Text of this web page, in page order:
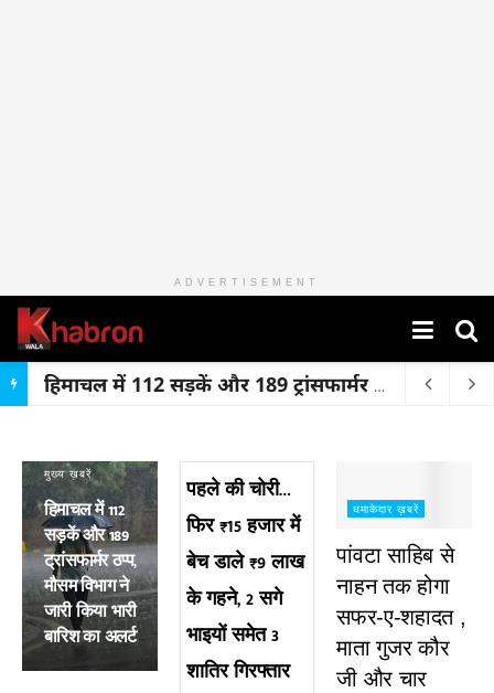
ADVERTISEMENT
हिमाचल में 112 सड़कें और 189 ट्रांसफार्मर ठप्प, मौसम विभाग ने जारी किया भारी बारिश का अलर्ट
मुख्य ख़बरें
हिमाचल में 112
सड़कें और 189
ट्रांसफार्मर ठप्प,
मौसम विभाग ने
जारी किया भारी
बारिश का अलर्ट
पहले की चोरी…
फिर ₹15 हजार में
बेच डाले ₹9 लाख
के गहने, 2 सगे
भाइयों समेत 3
शातिर गिरफ्तार
धमाकेदार ख़बरें
पांवटा साहिब से
नाहन तक होगा
सफर-ए-शहादत ,
माता गुजर कौर
जी और चार